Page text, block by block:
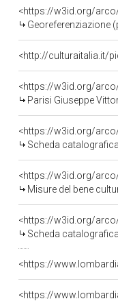
<https://w3id.org/
Georeferenziazione
<http://culturaitalia.it/
<https://w3id.org/
Parisi Giuseppe
<https://w3id.org/
Scheda
<https://w3id.org/
Misure del bene
<https://w3id.org/
Scheda
<https://